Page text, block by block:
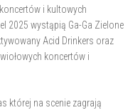
i kultowych
2025 wystąpią Ga-Ga Zielone
Acid Drinkers oraz
koncertów i
której na scenie zagrają